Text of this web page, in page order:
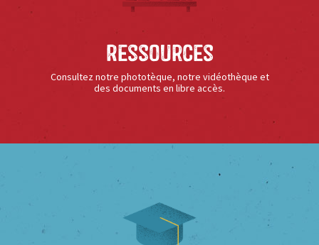
Ressources
Consultez notre phototèque, notre vidéothèque et
des documents en libre accès.